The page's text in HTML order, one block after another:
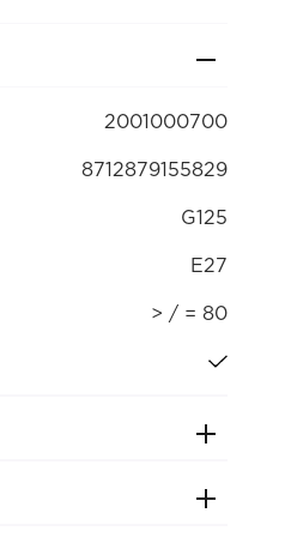
2001000700
8712879155829
G125
E27
> / = 80